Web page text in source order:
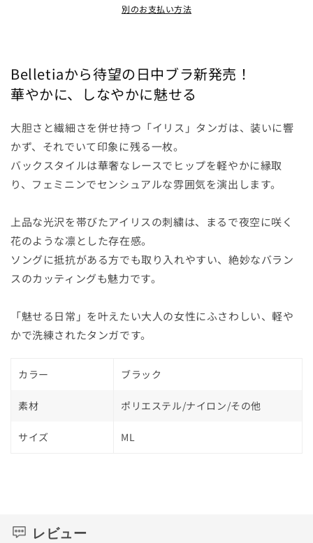
ら
す
や
す
別のお支払い方法
Belletiaから待望の日中ブラ新発売！
華やかに、しなやかに魅せる
大胆さと繊細さを併せ持つ「イリス」タンガは、装いに響
かず、それでいて印象に残る一枚。
バックスタイルは華奢なレースでヒップを軽やかに縁取
り、フェミニンでセンシュアルな雰囲気を演出します。
上品な光沢を帯びたアイリスの刺繍は、まるで夜空に咲く
花のような凛とした存在感。
ソングに抵抗がある方でも取り入れやすい、絶妙なバラン
スのカッティングも魅力です。
「魅せる日常」を叶えたい大人の女性にふさわしい、軽や
かで洗練されたタンガです。
カラー ブラック
素材 ポリエステル/ナイロン/その他
サイズ ML
レビュー